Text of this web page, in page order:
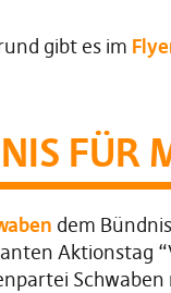
gibt es im
FÜR
dem
Aktionstag